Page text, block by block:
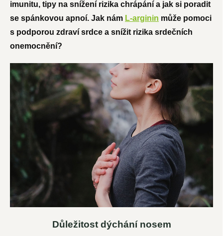
imunitu, tipy na snížení rizika chrápání a jak si poradit
se spánkovou apnoí. Jak nám L-arginin může pomoci
s podporou zdraví srdce a snížit rizika srdečních
onemocnění?
Důležitost dýchání nosem